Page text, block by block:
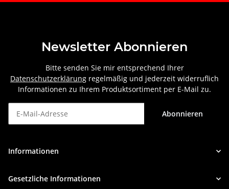
Newsletter Abonnieren
Bitte senden Sie mir entsprechend Ihrer
Datenschutzerklärung regelmäßig und jederzeit widerruflich
Informationen zu Ihrem Produktsortiment per E-Mail zu.
Abonnieren
Informationen
Gesetzliche Informationen